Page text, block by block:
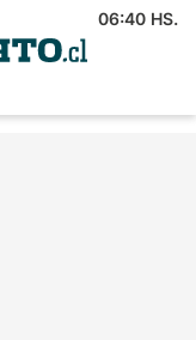
06:40 HS.